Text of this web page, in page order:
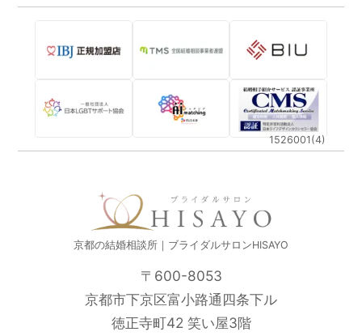
1526001(4)
京都の結婚相談所｜ブライダルサロンHISAYO
〒600-8053
京都市下京区富小路通四条下ル
徳正寺町42 笑い屋3階